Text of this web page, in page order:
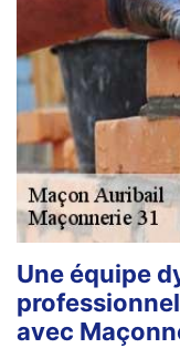
Une équipe
avec